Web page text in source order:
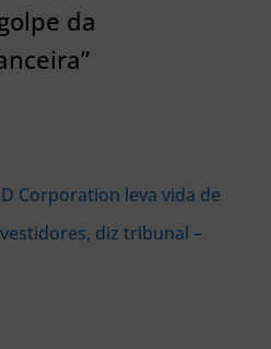
da
Corporation leva vida de
diz tribunal –